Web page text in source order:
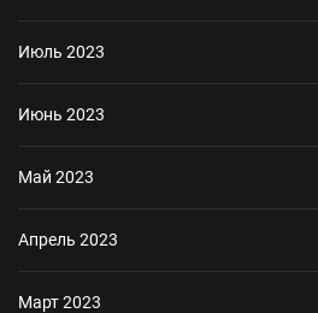
Июль 2023
Июнь 2023
Май 2023
Апрель 2023
Март 2023